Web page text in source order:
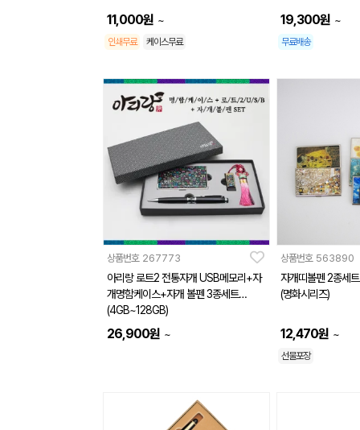
11,000원 ~
인쇄무료 케이스무료
19,300원 ~
무료배송
상품번호 267773
아리랑 로트2 전통자개 USB메모리+자
개명함케이스+자개 볼펜 3종세트
(4GB~128GB)
26,900원 ~
상품번호 563890
자개띠볼펜 2종세트
(명화시리즈)
12,470원 ~
선물포장